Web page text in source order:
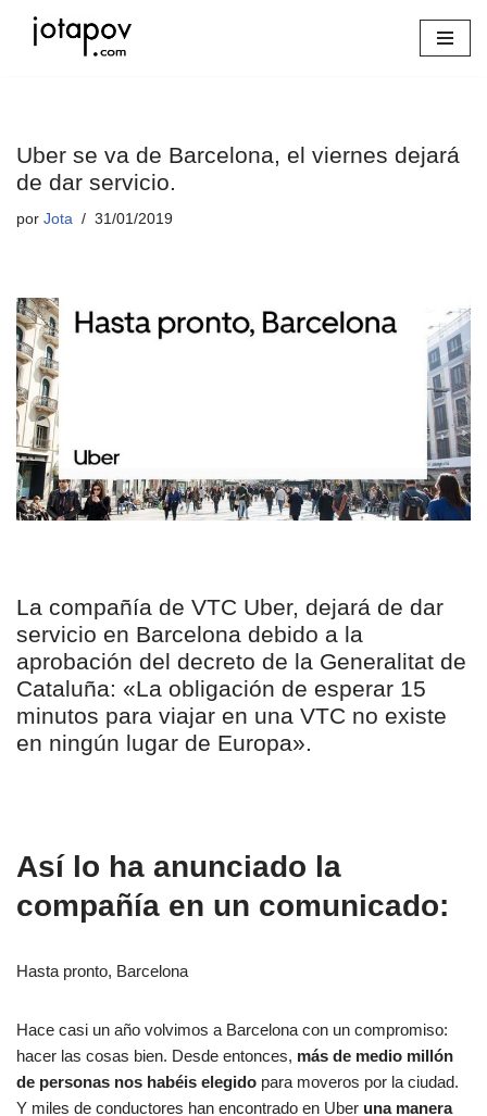
Uber se va de Barcelona, el viernes dejará
de dar servicio.
por Jota 31/01/2019
La compañía de VTC Uber, dejará de dar
servicio en Barcelona debido a la
aprobación del decreto de la Generalitat de
Cataluña: «La obligación de esperar 15
minutos para viajar en una VTC no existe
en ningún lugar de Europa».
Así lo ha anunciado la
compañía en un comunicado:
Hasta pronto, Barcelona
Hace casi un año volvimos a Barcelona con un compromiso:
hacer las cosas bien. Desde entonces, más de medio millón
de personas nos habéis elegido para moveros por la ciudad.
Y miles de conductores han encontrado en Uber una manera